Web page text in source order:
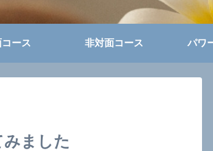
ース 非対面コース パワ
ました